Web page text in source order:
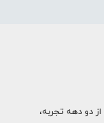
دو دهه تجربه،